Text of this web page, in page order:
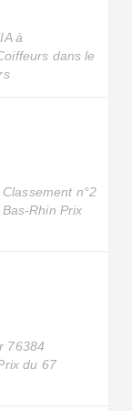
à
dans le
n°2
Rhin Prix
76384
du 67